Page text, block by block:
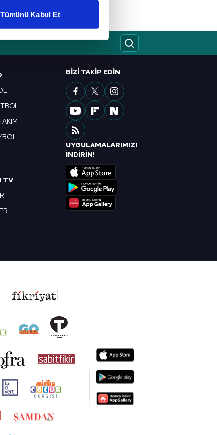
gösterilmeyecektir."
ve sizlere yönelik
detaylı bilgi için Ayarlar
ve sitemizde ilgili
Tümünü Kabul Et
TV
BIZI TAKIP EDIN
UYGULAMALARIMIZI
İNDİRİN!